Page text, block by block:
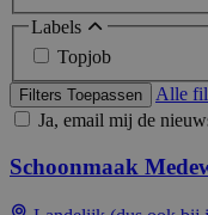
Labels
Topjob
Filters Toepassen
Alle
Ja, email mij de
Schoonmaak